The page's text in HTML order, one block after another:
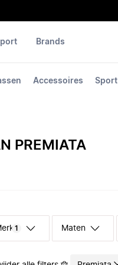
Accessoires Sport
Brands
PREMIATA
1 Maten